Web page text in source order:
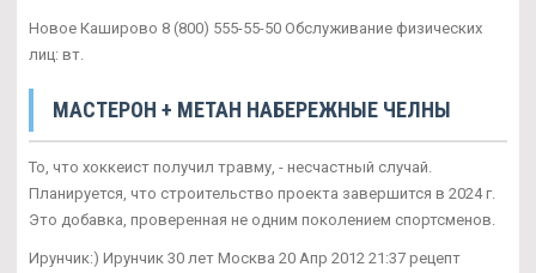
Новое Каширово 8 (800) 555-55-50 Обслуживание физических
лиц: вт.
МАСТЕРОН + МЕТАН НАБЕРЕЖНЫЕ ЧЕЛНЫ
То, что хоккеист получил травму, - несчастный случай.
Планируется, что строительство проекта завершится в 2024 г.
Это добавка, проверенная не одним поколением спортсменов.
Ирунчик:) Ирунчик 30 лет Москва 20 Апр 2012 21:37 рецепт